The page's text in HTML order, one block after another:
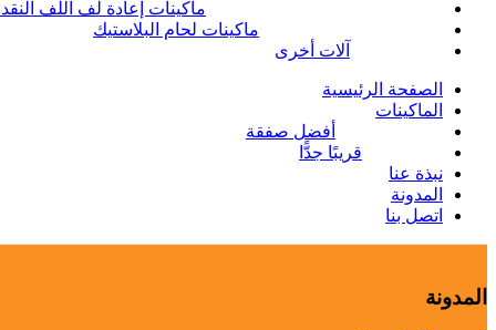
ماكينات إعادة لف اللف
ماكينات لحام البلاستيك
آلات أخرى
الصفحة الرئيسية
الماكينات
أفضل صفقة
قريبًا جدًّا
نبذة عنا
المدونة
اتصل بنا
المدونة